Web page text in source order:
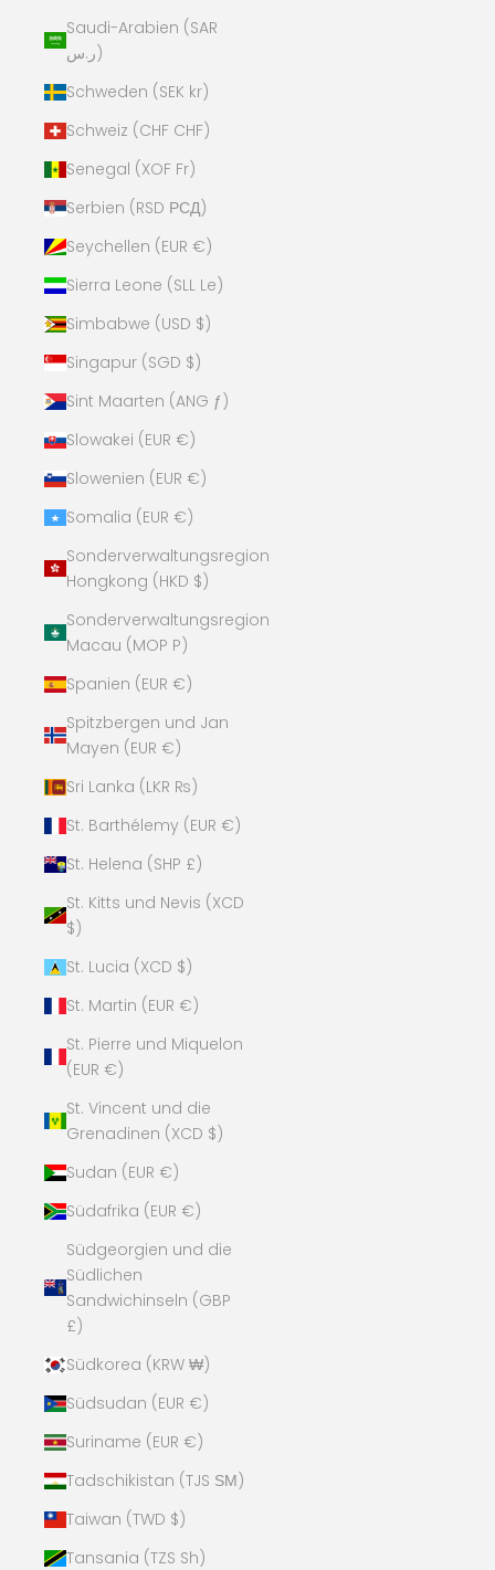
Saudi-Arabien (SAR
ر.س)
Schweden (SEK kr)
Schweiz (CHF CHF)
Senegal (XOF Fr)
Serbien (RSD РСД)
Seychellen (EUR €)
Sierra Leone (SLL Le)
Simbabwe (USD $)
Singapur (SGD $)
Sint Maarten (ANG ƒ)
Slowakei (EUR €)
Slowenien (EUR €)
Somalia (EUR €)
Sonderverwaltungsregion
Hongkong (HKD $)
Sonderverwaltungsregion
Macau (MOP P)
Spanien (EUR €)
Spitzbergen und Jan
Mayen (EUR €)
Sri Lanka (LKR ₨)
St. Barthélemy (EUR €)
St. Helena (SHP £)
St. Kitts und Nevis (XCD
$)
St. Lucia (XCD $)
St. Martin (EUR €)
St. Pierre und Miquelon
(EUR €)
St. Vincent und die
Grenadinen (XCD $)
Sudan (EUR €)
Südafrika (EUR €)
Südgeorgien und die
Südlichen
Sandwichinseln (GBP
£)
Südkorea (KRW ₩)
Südsudan (EUR €)
Suriname (EUR €)
Tadschikistan (TJS ЅМ)
Taiwan (TWD $)
Tansania (TZS Sh)